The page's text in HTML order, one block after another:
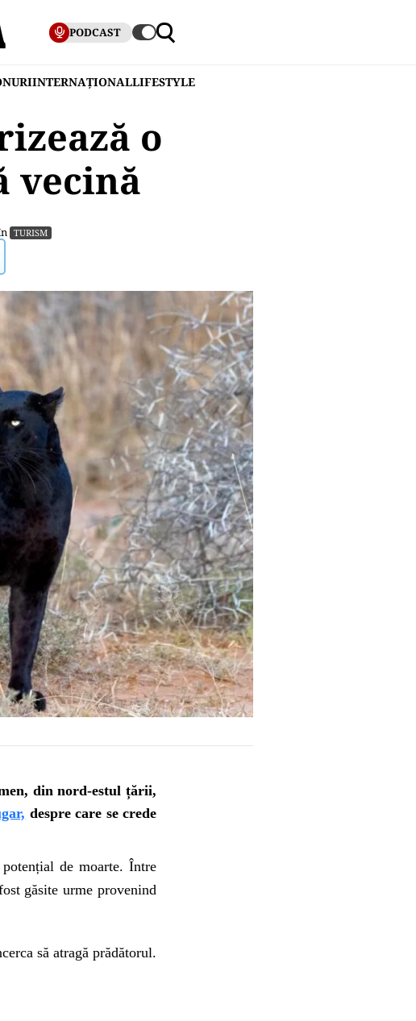
PODCAST
INTERNAȚIONALLIFESTYLE
o
vecină
TURISM
din nord-estul țării,
despre care se crede
de moarte. Între
găsite urme provenind
să atragă prădătorul.